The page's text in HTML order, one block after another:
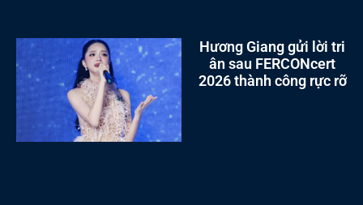
Hương Giang gửi lời tri
ân sau FERCONcert
2026 thành công rực rỡ